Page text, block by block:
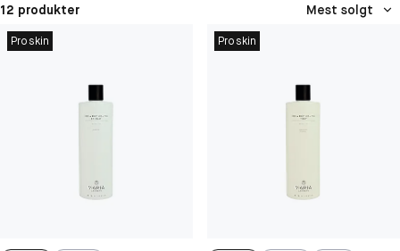
12 produkter Mest solgt
Proskin Proskin